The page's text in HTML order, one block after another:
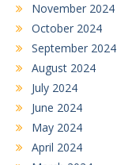
November 2024
October 2024
September 2024
August 2024
July 2024
June 2024
May 2024
April 2024